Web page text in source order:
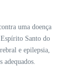
uma doença
Santo do
e epilepsia,